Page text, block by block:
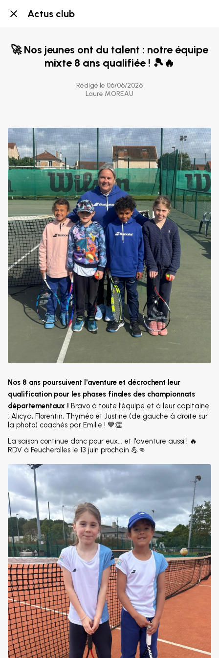
Actus club
🚀 Nos jeunes ont du talent : notre équipe
mixte 8 ans qualifiée ! 🎾🔥
Rédigé le 06/06/2026
Laure MOREAU
Nos 8 ans poursuivent l'aventure et décrochent leur
qualification pour les phases finales des championnats
départementaux ! Bravo à toute l'équipe et à leur capitaine
: Alicya, Florentin, Thyméo et Justine (de gauche à droite sur
la photo) coachés par Emilie ! 💙👏
La saison continue donc pour eux... et l'aventure aussi ! 🔥
RDV à Feucherolles le 13 juin prochain 💪👊